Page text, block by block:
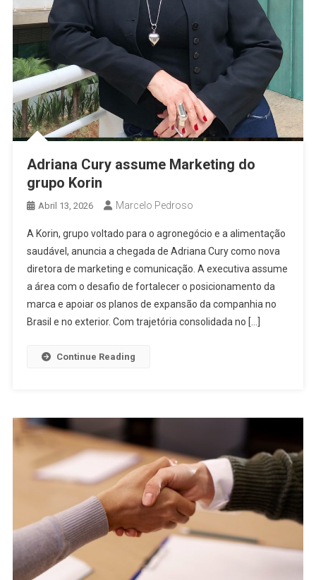
Adriana Cury assume Marketing do
grupo Korin
Abril 13, 2026 Marcelo Pedroso
A Korin, grupo voltado para o agronegócio e a alimentação
saudável, anuncia a chegada de Adriana Cury como nova
diretora de marketing e comunicação. A executiva assume
a área com o desafio de fortalecer o posicionamento da
marca e apoiar os planos de expansão da companhia no
Brasil e no exterior. Com trajetória consolidada no […]
Continue Reading